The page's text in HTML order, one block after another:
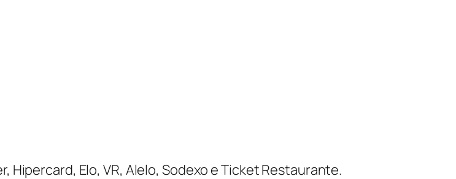
Hipercard, Elo, VR, Alelo, Sodexo e Ticket Restaurante.